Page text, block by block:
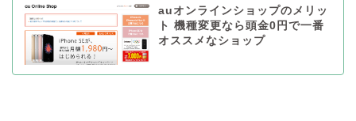
auオンラインショップのメリッ
ト 機種変更なら頭金0円で一番
オススメなショップ